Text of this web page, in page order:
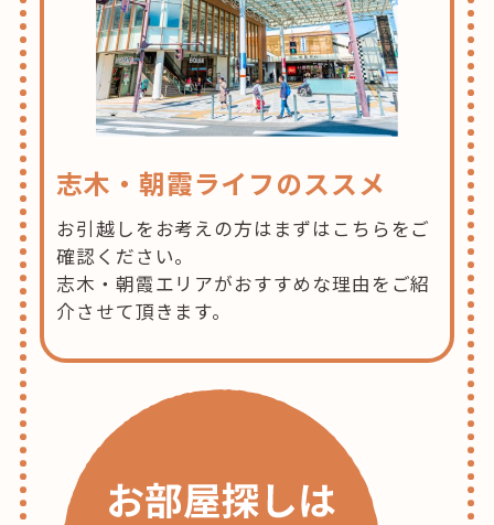
志木・朝霞ライフのススメ
お引越しをお考えの方はまずはこちらをご
確認ください。
志木・朝霞エリアがおすすめな理由をご紹
介させて頂きます。